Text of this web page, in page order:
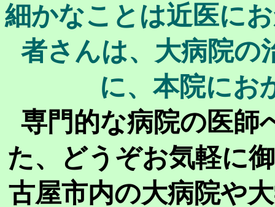
細かなことは近医に
者さんは、大病院の
に、本院にお
専門的な病院の医師
た、どうぞお気軽に
古屋市内の大病院や